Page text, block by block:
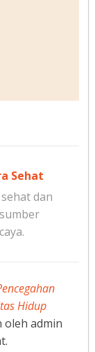
Sehat
dan
Hidup
admin